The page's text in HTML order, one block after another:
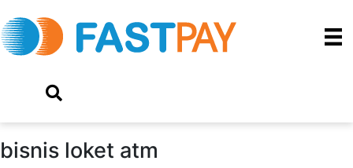
bisnis loket atm